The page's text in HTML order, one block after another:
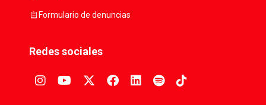
assignmentFormulario de denuncias
Redes sociales